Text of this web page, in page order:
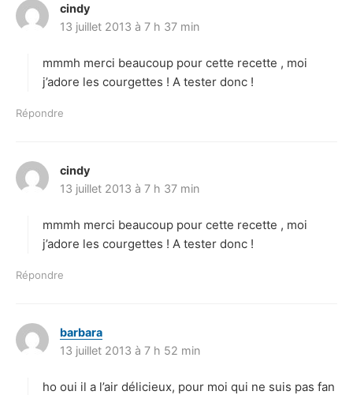
cindy
i
:
13 juillet 2013 à 7 h 37 min
mmmh merci beaucoup pour cette recette , moi
j’adore les courgettes ! A tester donc !
Répondre
cindy
i
:
13 juillet 2013 à 7 h 37 min
mmmh merci beaucoup pour cette recette , moi
j’adore les courgettes ! A tester donc !
Répondre
barbara
13 juillet 2013 à 7 h 52 min
ho oui il a l’air délicieux, pour moi qui ne suis pas fan